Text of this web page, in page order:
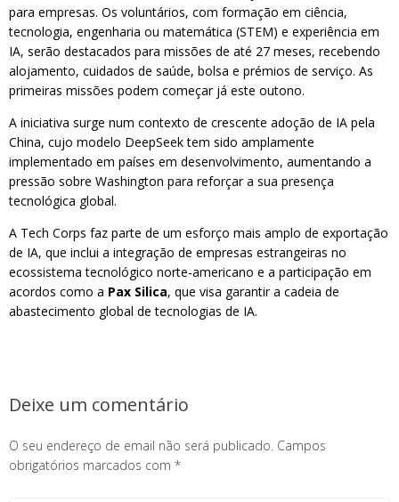
para empresas. Os voluntários, com formação em ciência,
tecnologia, engenharia ou matemática (STEM) e experiência em
IA, serão destacados para missões de até 27 meses, recebendo
alojamento, cuidados de saúde, bolsa e prémios de serviço. As
primeiras missões podem começar já este outono.
A iniciativa surge num contexto de crescente adoção de IA pela
China, cujo modelo DeepSeek tem sido amplamente
implementado em países em desenvolvimento, aumentando a
pressão sobre Washington para reforçar a sua presença
tecnológica global.
A Tech Corps faz parte de um esforço mais amplo de exportação
de IA, que inclui a integração de empresas estrangeiras no
ecossistema tecnológico norte-americano e a participação em
acordos como a Pax Silica, que visa garantir a cadeia de
abastecimento global de tecnologias de IA.
Deixe um comentário
O seu endereço de email não será publicado. Campos
obrigatórios marcados com *